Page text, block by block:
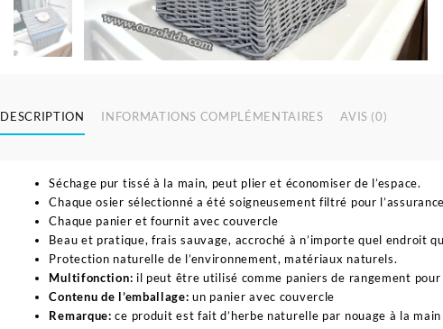
DESCRIPTION INFORMATIONS COMPLÉMENTAIRES AVIS (0)
Séchage pur tissé à la main, peut plier et économiser de l’espace.
Chaque osier sélectionné a été soigneusement filtré pour
Chaque panier et fournit avec couvercle
Beau et pratique, frais sauvage, accroché à n’importe quel endroit
Protection naturelle de l’environnement, matériaux naturels.
Multifonction: il peut être utilisé comme paniers de rangement
Contenu de l’emballage:un panier avec couvercle
Remarque: ce produit est fait d’herbe naturelle par nouage à la main